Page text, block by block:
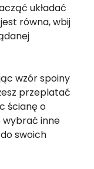
układać
równa, wbij
wzór spoiny
przeplatać
ścianę o
wybrać inne
swoich